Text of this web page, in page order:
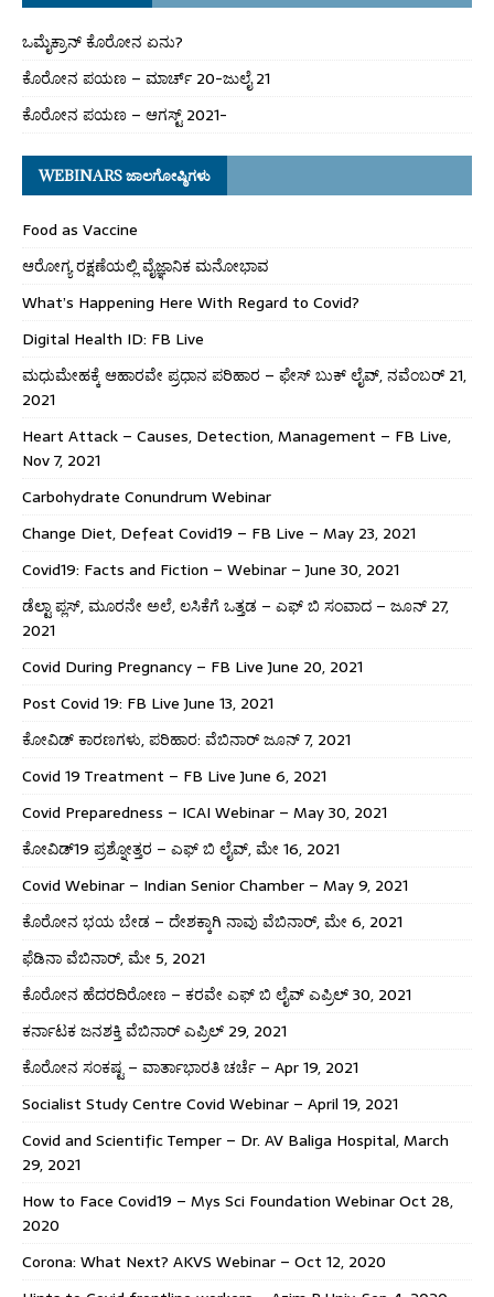
ಒಮೈಕ್ರಾನ್ ಕೊರೋನ ಏನು?
ಕೊರೋನ ಪಯಣ – ಮಾರ್ಚ್ 20-ಜುಲೈ 21
ಕೊರೋನ ಪಯಣ – ಆಗಸ್ಟ್ 2021-
WEBINARS ಜಾಲಗೋಷ್ಠಿಗಳು
Food as Vaccine
ಆರೋಗ್ಯ ರಕ್ಷಣೆಯಲ್ಲಿ ವೈಜ್ಞಾನಿಕ ಮನೋಭಾವ
What’s Happening Here With Regard to Covid?
Digital Health ID: FB Live
ಮಧುಮೇಹಕ್ಕೆ ಆಹಾರವೇ ಪ್ರಧಾನ ಪರಿಹಾರ – ಫೇಸ್ ಬುಕ್ ಲೈವ್, ನವೆಂಬರ್ 21,
2021
Heart Attack – Causes, Detection, Management – FB Live,
Nov 7, 2021
Carbohydrate Conundrum Webinar
Change Diet, Defeat Covid19 – FB Live – May 23, 2021
Covid19: Facts and Fiction – Webinar – June 30, 2021
ಡೆಲ್ಟಾ ಪ್ಲಸ್, ಮೂರನೇ ಅಲೆ, ಲಸಿಕೆಗೆ ಒತ್ತಡ – ಎಫ್ ಬಿ ಸಂವಾದ – ಜೂನ್ 27,
2021
Covid During Pregnancy – FB Live June 20, 2021
Post Covid 19: FB Live June 13, 2021
ಕೋವಿಡ್ ಕಾರಣಗಳು, ಪರಿಹಾರ: ವೆಬಿನಾರ್ ಜೂನ್ 7, 2021
Covid 19 Treatment – FB Live June 6, 2021
Covid Preparedness – ICAI Webinar – May 30, 2021
ಕೋವಿಡ್19 ಪ್ರಶ್ನೋತ್ತರ – ಎಫ್ ಬಿ ಲೈವ್, ಮೇ 16, 2021
Covid Webinar – Indian Senior Chamber – May 9, 2021
ಕೊರೋನ ಭಯ ಬೇಡ – ದೇಶಕ್ಕಾಗಿ ನಾವು ವೆಬಿನಾರ್, ಮೇ 6, 2021
ಫೆಡಿನಾ ವೆಬಿನಾರ್, ಮೇ 5, 2021
ಕೊರೋನ ಹೆದರದಿರೋಣ – ಕರವೇ ಎಫ್ ಬಿ ಲೈವ್ ಎಪ್ರಿಲ್ 30, 2021
ಕರ್ನಾಟಕ ಜನಶಕ್ತಿ ವೆಬಿನಾರ್ ಎಪ್ರಿಲ್ 29, 2021
ಕೊರೋನ ಸಂಕಷ್ಟ – ವಾರ್ತಾಭಾರತಿ ಚರ್ಚೆ – Apr 19, 2021
Socialist Study Centre Covid Webinar – April 19, 2021
Covid and Scientific Temper – Dr. AV Baliga Hospital, March
29, 2021
How to Face Covid19 – Mys Sci Foundation Webinar Oct 28,
2020
Corona: What Next? AKVS Webinar – Oct 12, 2020